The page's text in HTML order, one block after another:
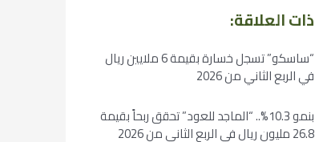
ذات العلاقة:
“ساسكو” تسجل خسارة بقيمة 6 ملايين ريال
في الربع الثاني من 2026
بنمو 10.3%.. “الماجد للعود” تحقق ربحاً بقيمة
26.8 مليون ريال في الربع الثاني من 2026